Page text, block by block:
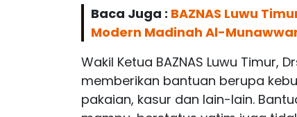
Baca Juga : BAZNAS Luwu
Modern Madinah Al-
Wakil Ketua BAZNAS Luwu Timur,
memberikan bantuan berupa
pakaian, kasur dan lain-lain.